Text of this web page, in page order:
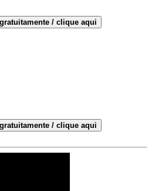
/ clique aqui
/ clique aqui